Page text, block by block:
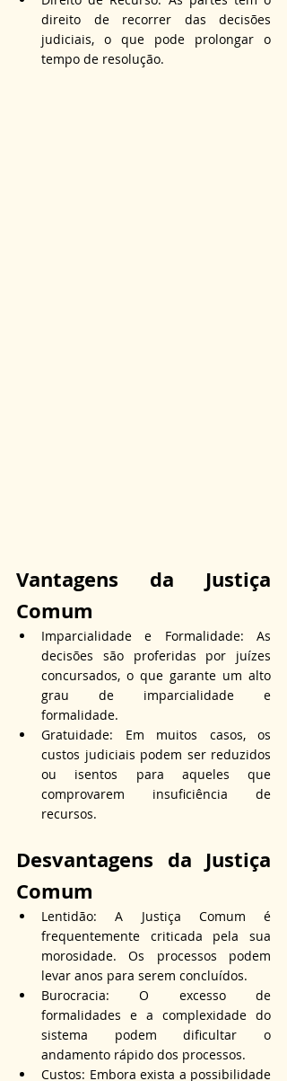
direito de recorrer das decisões
judiciais, o que pode prolongar o
tempo de resolução.
Vantagens da Justiça
Comum
Imparcialidade e Formalidade: As
decisões são proferidas por juízes
concursados, o que garante um alto
grau de imparcialidade e
formalidade.
Gratuidade: Em muitos casos, os
custos judiciais podem ser reduzidos
ou isentos para aqueles que
comprovarem insuficiência de
recursos.
Desvantagens da Justiça
Comum
Lentidão: A Justiça Comum é
frequentemente criticada pela sua
morosidade. Os processos podem
levar anos para serem concluídos.
Burocracia: O excesso de
formalidades e a complexidade do
sistema podem dificultar o
andamento rápido dos processos.
Custos: Embora exista a possibilidade